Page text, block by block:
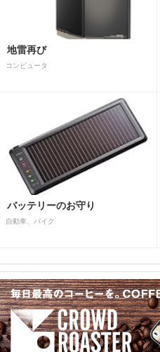
地雷再び
コンピュータ
バッテリーのお守り
自動車、バイク